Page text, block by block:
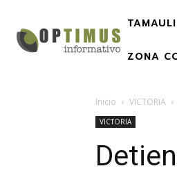
ZONA
Inicio VICTORIA
VICTORIA